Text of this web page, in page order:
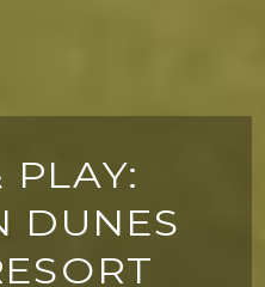
PLAY:
DUNES